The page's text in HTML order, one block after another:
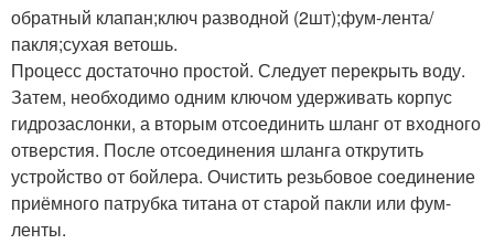
обратный клапан;ключ разводной (2шт);фум-лента/
пакля;сухая ветошь.
Процесс достаточно простой. Следует перекрыть воду.
Затем, необходимо одним ключом удерживать корпус
гидрозаслонки, а вторым отсоединить шланг от входного
отверстия. После отсоединения шланга открутить
устройство от бойлера. Очистить резьбовое соединение
приёмного патрубка титана от старой пакли или фум-
ленты.